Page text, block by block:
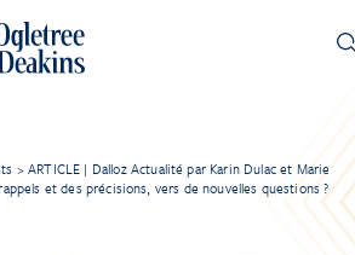
>ARTICLE | Dalloz Actualité par Karin Dulac et Marie
et des précisions, vers de nouvelles questions ?